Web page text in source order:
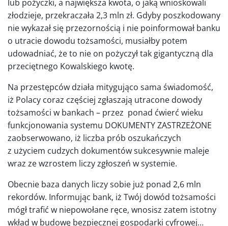
lub pożyczki, a największa kwota, o jaką wnioskowali
złodzieje, przekraczała 2,3 mln zł. Gdyby poszkodowany
nie wykazał się przezornością i nie poinformował banku
o utracie dowodu tożsamości, musiałby potem
udowadniać, że to nie on pożyczył tak gigantyczną dla
przeciętnego Kowalskiego kwotę.
Na przestępców działa mitygująco sama świadomość,
iż Polacy coraz częściej zgłaszają utracone dowody
tożsamości w bankach – przez ponad ćwierć wieku
funkcjonowania systemu DOKUMENTY ZASTRZEŻONE
zaobserwowano, iż liczba prób oszukańczych
z użyciem cudzych dokumentów sukcesywnie maleje
wraz ze wzrostem liczy zgłoszeń w systemie.
Obecnie baza danych liczy sobie już ponad 2,6 mln
rekordów. Informując bank, iż Twój dowód tożsamości
mógł trafić w niepowołane ręce, wnosisz zatem istotny
wkład w budowę bezpiecznej gospodarki cyfrowej…